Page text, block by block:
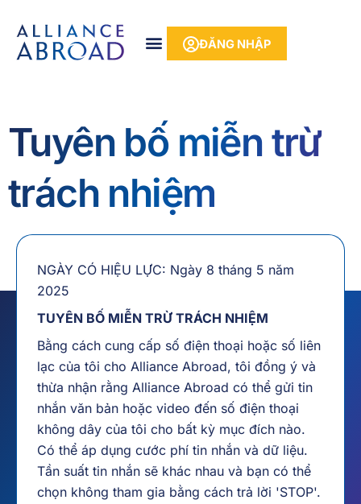
nội
dung
qua
ĐĂNG NHẬP
Tuyên bố miễn trừ
trách nhiệm
NGÀY CÓ HIỆU LỰC: Ngày 8 tháng 5 năm
2025
TUYÊN BỐ MIỄN TRỪ TRÁCH NHIỆM
Bằng cách cung cấp số điện thoại hoặc số liên
lạc của tôi cho Alliance Abroad, tôi đồng ý và
thừa nhận rằng Alliance Abroad có thể gửi tin
nhắn văn bản hoặc video đến số điện thoại
không dây của tôi cho bất kỳ mục đích nào.
Có thể áp dụng cước phí tin nhắn và dữ liệu.
Tần suất tin nhắn sẽ khác nhau và bạn có thể
chọn không tham gia bằng cách trả lời 'STOP'.